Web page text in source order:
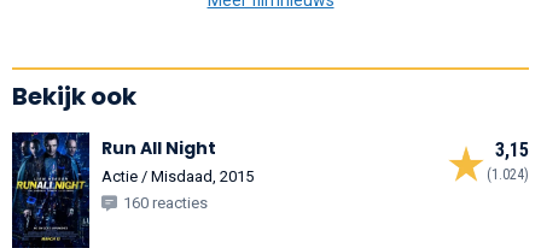
Bekijk ook
3,15
(1.024)
Run All Night
Actie / Misdaad, 2015
160 reacties